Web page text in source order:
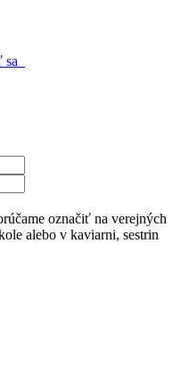
sa
označiť na verejných
alebo v kaviarni, sestrin